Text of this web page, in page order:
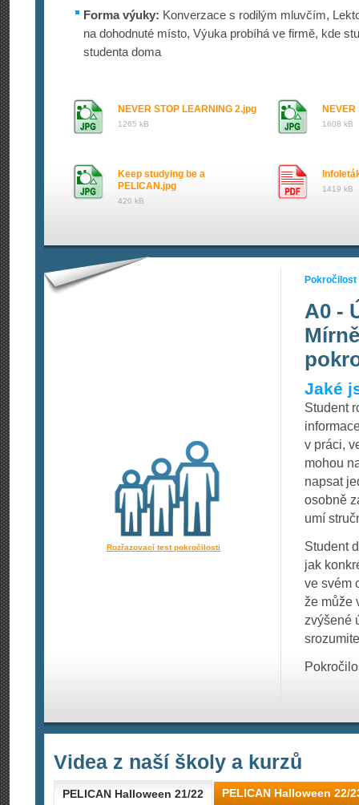
Forma výuky: Konverzace s rodilým mluvčím,
na dohodnuté místo, Výuka probíhá ve firmě, kde
studenta doma
NEVER STOP LEARNING 2.jpg
1265 kB 1608 kB
Keep studying be a
PELICAN.jpg
420 kB
1419 kB
Pokročilost
A0 -
Jaké
Student
v práci,
mohou
napsat
osobně
umí
Student
jak
ve svém
že může
zvýšené
Rozřazovací test pokročilosti
Videa z naší školy a kurzů
PELICAN Halloween 21/22 PELICAN Halloween 22/